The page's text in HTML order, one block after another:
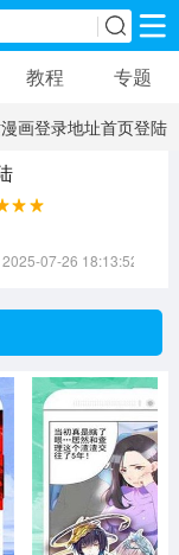
手机软件
传奇游戏
角色扮演
教程 专题
画登录地址首页登陆
07-26 18:13:52